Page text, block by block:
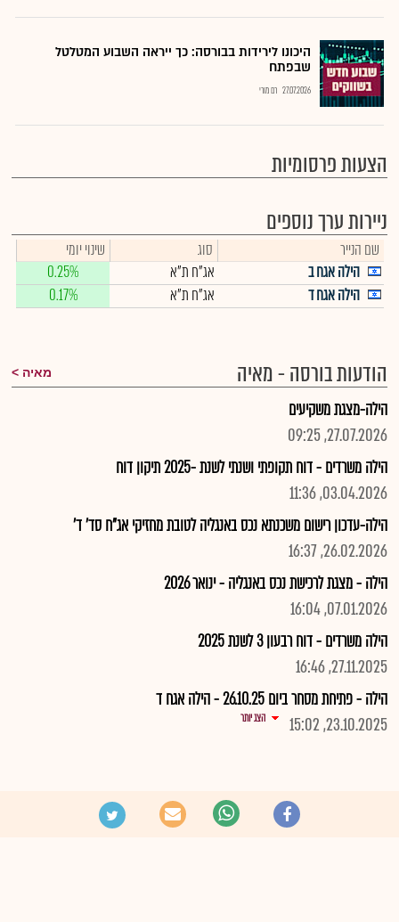
היכונו לירידות בבורסה: כך ייראה השבוע המטלטל
שבפתח
27.07.2026 רם מורי
הצעות פרסומיות
ניירות ערך נוספים
שם הנייר סוג
שינוי יומי
הילה אגח ב
אג"ח ת"א
0.25%
הילה אגח ד
אג"ח ת"א 0.17%
הודעות בורסה - מאיה מאיה
הילה-מצגת משקיעים
27.07.2026, 09:25
הילה משרדים - דוח תקופתי ושנתי לשנת -2025 תיקון דוח
03.04.2026, 11:36
הילה-עדכון רישום משכנתא נכס באנגליה לטובת מחזיקי אג"ח סד' ד'
26.02.2026, 16:37
הילה - מצגת לרכישת נכס באנגליה - ינואר 2026
07.01.2026, 16:04
הילה משרדים - דוח רבעון 3 לשנת 2025
27.11.2025, 16:46
הילה - פתיחת מסחר ביום 26.10.25 - הילה אגח ד
23.10.2025, 15:02
הצג יותר